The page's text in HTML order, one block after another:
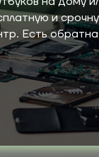
и
Есть